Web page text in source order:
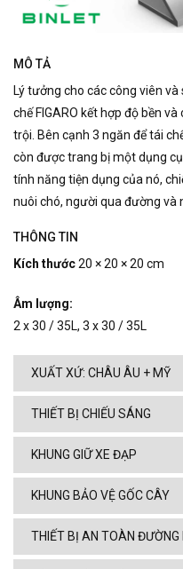
MÔ TẢ
Lý tưởng cho các công viên
chế FIGARO kết hợp độ bền
trội. Bên cạnh 3 ngăn để tái
còn được trang bị một dụng
tính năng tiện dụng của nó,
nuôi chó, người qua đường và
THÔNG TIN
Kích thước20 × 20 × 20 cm
Âm lượng:
2 x 30 / 35L, 3 x 30 / 35L
XUẤT XỨ: CHÂU ÂU + MỸ
THIẾT BỊ CHIẾU SÁNG
KHUNG GIỮ XE ĐẠP
KHUNG BẢO VỆ GỐC CÂY
THIẾT BỊ AN TOÀN ĐƯỜNG